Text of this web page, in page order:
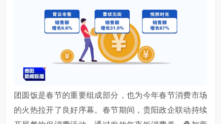
团圆饭是春节的重要组成部分，也为今年春节消费市场
的火热拉开了良好序幕。春节期间，贵阳政企联动持续